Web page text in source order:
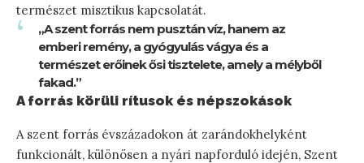
természet misztikus kapcsolatát.
„A szent forrás nem pusztán víz, hanem az
emberi remény, a gyógyulás vágya és a
természet erőinek ősi tisztelete, amely a mélyből
fakad.”
A forrás körüli rítusok és népszokások
A szent forrás évszázadokon át zarándokhelyként
funkcionált, különösen a nyári napforduló idején, Szent